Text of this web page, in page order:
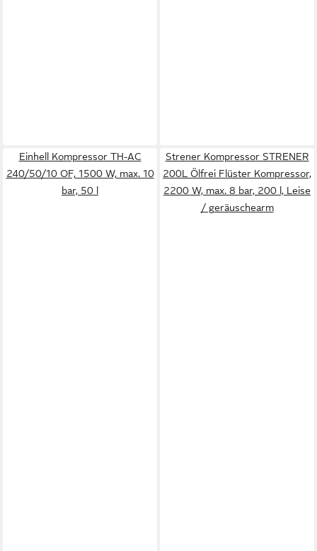
Einhell Kompressor TH-AC
240/50/10 OF, 1500 W, max. 10
bar, 50 l
Strener Kompressor STRENER
200L Ölfrei Flüster Kompressor,
2200 W, max. 8 bar, 200 l, Leise
/ geräuschearm